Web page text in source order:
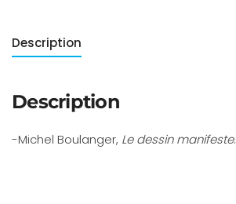
Description
Description
-Michel Boulanger, Le dessin manifeste.